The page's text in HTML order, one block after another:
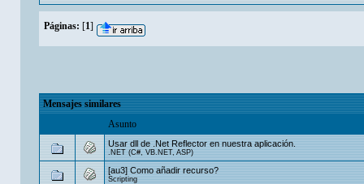
Páginas: [1]
Mensajes similares
Asunto
Usar dll de .Net Reflector en nuestra aplicación.
.NET (C#, VB.NET, ASP)
[au3] Como añadir recurso?
Scripting